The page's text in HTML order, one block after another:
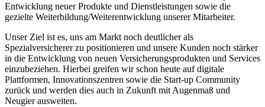
Entwicklung neuer Produkte und Dienstleistungen sowie die
gezielte Weiterbildung/Weiterentwicklung unserer Mitarbeiter.
Unser Ziel ist es, uns am Markt noch deutlicher als
Spezialversicherer zu positionieren und unsere Kunden noch stärker
in die Entwicklung von neuen Versicherungsprodukten und Services
einzubeziehen. Hierbei greifen wir schon heute auf digitale
Plattformen, Innovationszentren sowie die Start-up Community
zurück und werden dies auch in Zukunft mit Augenmaß und
Neugier ausweiten.